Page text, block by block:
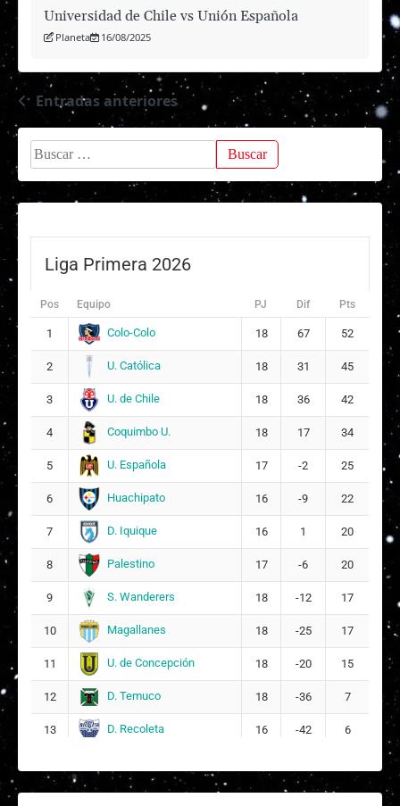
Universidad de Chile vs Unión Española
Planeta 16/08/2025
Navegación
de
entradas
Entradas anteriores
Buscar:
Liga Primera 2026
Pos Equipo PJ Dif Pts
1 Colo-Colo 18 67 52
2 U. Católica 18 31 45
3 U. de Chile 18 36 42
4 Coquimbo U. 18 17 34
5 U. Española 17 -2 25
6 Huachipato 16 -9 22
7 D. Iquique 16 1 20
8 Palestino 17 -6 20
9 S. Wanderers 18 -12 17
10 Magallanes 18 -25 17
11 U. de Concepción 18 -20 15
12 D. Temuco 18 -36 7
13 D. Recoleta 16 -42 6